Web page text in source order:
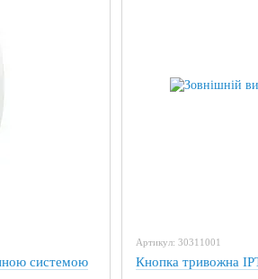
системою
Артикул: 30311001
Кнопка тривожна